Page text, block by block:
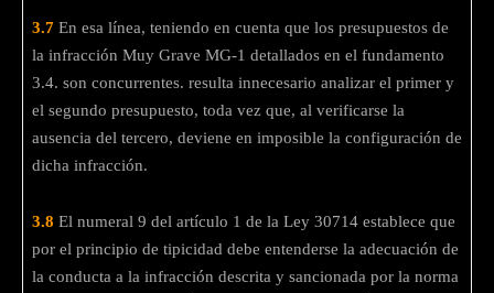
3.7 En esa línea, teniendo en cuenta que los presupuestos de
la infracción Muy Grave MG-1 detallados en el fundamento
3.4. son concurrentes. resulta innecesario analizar el primer y
el segundo presupuesto, toda vez que, al verificarse la
ausencia del tercero, deviene en imposible la configuración de
dicha infracción.
3.8 El numeral 9 del artículo 1 de la Ley 30714 establece que
por el principio de tipicidad debe entenderse la adecuación de
la conducta a la infracción descrita y sancionada por la norma